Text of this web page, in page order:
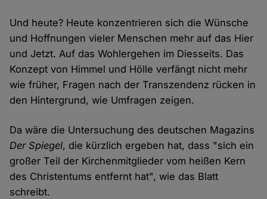
Und heute? Heute konzentrieren sich die Wünsche
und Hoffnungen vieler Menschen mehr auf das Hier
und Jetzt. Auf das Wohlergehen im Diesseits. Das
Konzept von Himmel und Hölle verfängt nicht mehr
wie früher, Fragen nach der Transzendenz rücken in
den Hintergrund, wie Umfragen zeigen.
Da wäre die Untersuchung des deutschen Magazins
Der Spiegel, die kürzlich ergeben hat, dass "sich ein
großer Teil der Kirchenmitglieder vom heißen Kern
des Christentums entfernt hat", wie das Blatt
schreibt.